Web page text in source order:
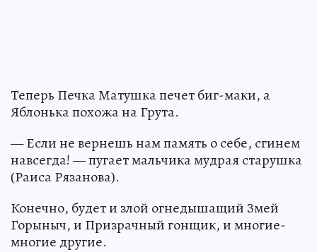
Теперь Печка Матушка печет биг-маки, а
Яблонька похожа на Грута.
— Если не вернешь нам память о себе, сгинем
навсегда! — пугает мальчика мудрая старушка
(Раиса Рязанова).
Конечно, будет и злой огнедышащий Змей
Горыныч, и Призрачный гонщик, и многие-
многие другие.